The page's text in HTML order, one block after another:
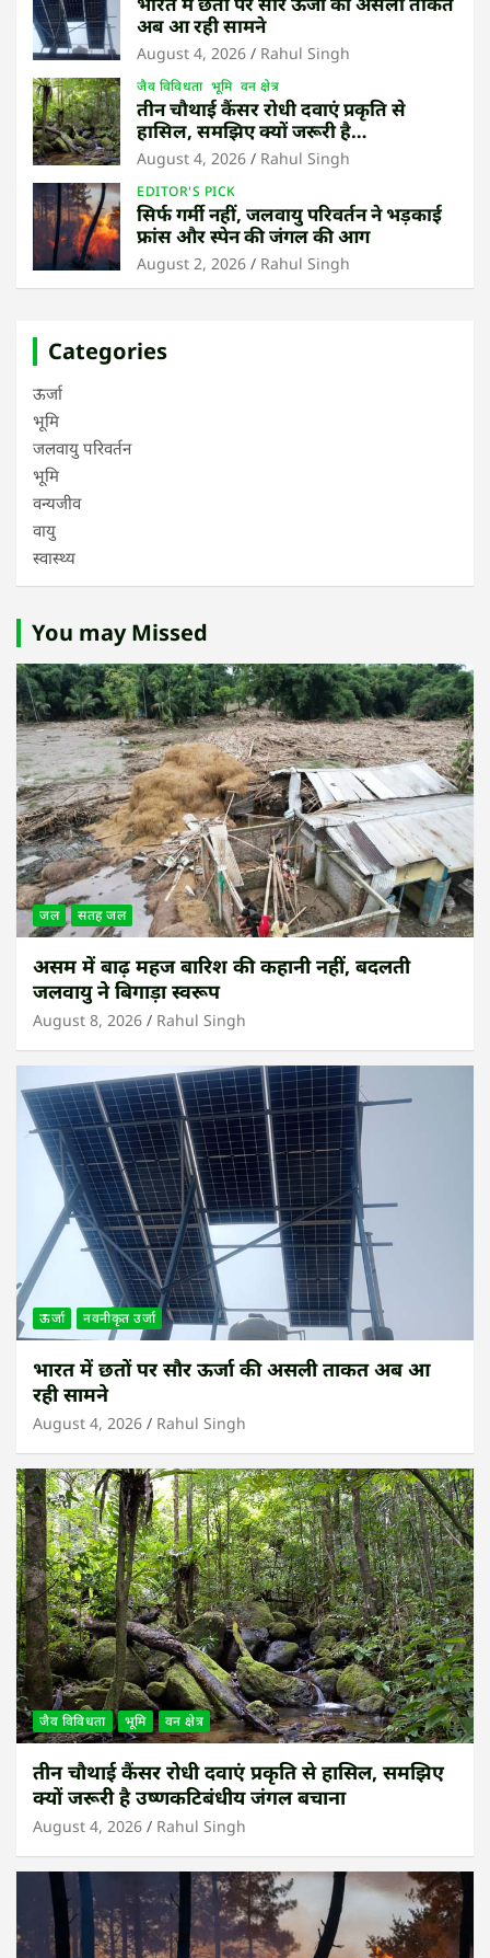
अब आ रही सामने
August 4, 2026 Rahul Singh
जैव विविधता भूमि वन क्षेत्र
तीन चौथाई कैंसर रोधी दवाएं प्रकृति से
हासिल, समझिए क्यों जरूरी है
उष्णकटिबंधीय जंगल बचाना
August 4, 2026 Rahul Singh
EDITOR'S PICK
सिर्फ गर्मी नहीं, जलवायु परिवर्तन ने भड़काई
फ्रांस और स्पेन की जंगल की आग
August 2, 2026 Rahul Singh
Categories
ऊर्जा
भूमि
जलवायु परिवर्तन
भूमि
वन्यजीव
वायु
स्वास्थ्य
You may Missed
जल सतह जल
असम में बाढ़ महज बारिश की कहानी नहीं, बदलती
जलवायु ने बिगाड़ा स्वरूप
August 8, 2026 Rahul Singh
ऊर्जा नवनीकृत उर्जा
भारत में छतों पर सौर ऊर्जा की असली ताकत अब आ
रही सामने
August 4, 2026 Rahul Singh
जैव विविधता भूमि वन क्षेत्र
तीन चौथाई कैंसर रोधी दवाएं प्रकृति से हासिल, समझिए
क्यों जरूरी है उष्णकटिबंधीय जंगल बचाना
August 4, 2026 Rahul Singh